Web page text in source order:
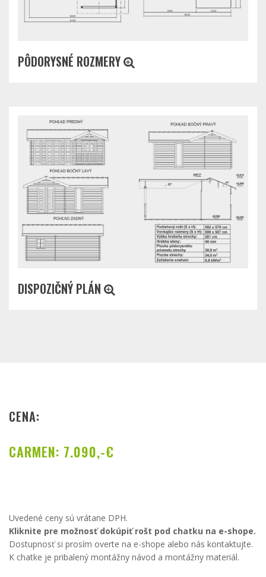
PÔDORYSNÉ ROZMERY
DISPOZIČNÝ PLÁN
CENA:
CARMEN: 7.090,-€
Uvedené ceny sú vrátane DPH.
Kliknite pre možnosť dokúpiť rošt pod chatku na e-shope.
Dostupnosť si prosím overte na e-shope alebo nás kontaktujte.
K chatke je pribalený montážny návod a montážny materiál.